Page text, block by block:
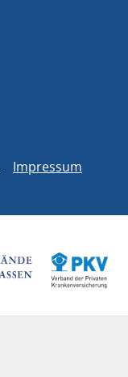
Impressum